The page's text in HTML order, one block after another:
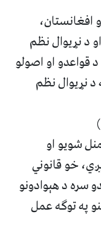
افغانستان،
د نړیوال نظم
او اصولو
د نړیوال نظم
شويو او
خو قانوني
سره د هېوادونو
په توګه عمل